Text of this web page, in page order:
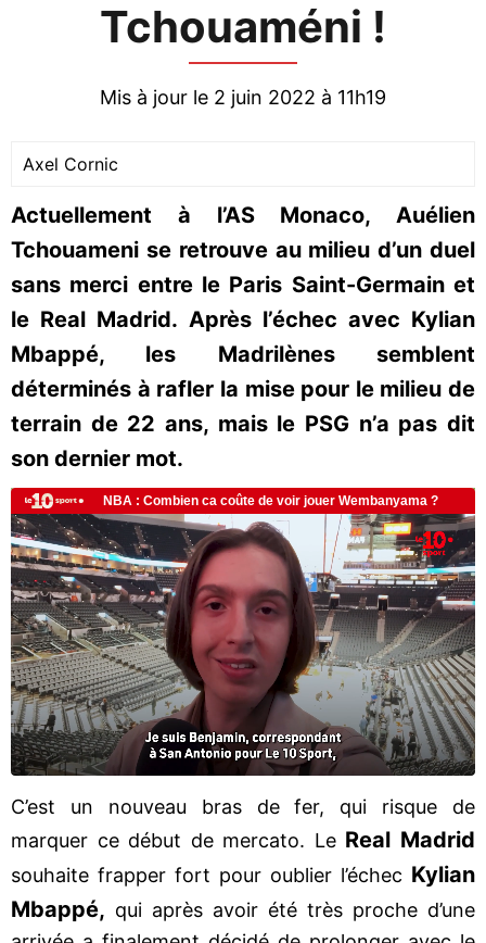
Tchouaméni !
Mis à jour le 2 juin 2022 à 11h19
Axel Cornic
Actuellement à l’AS Monaco, Auélien
Tchouameni se retrouve au milieu d’un duel
sans merci entre le Paris Saint-Germain et
le Real Madrid. Après l’échec avec Kylian
Mbappé, les Madrilènes semblent
déterminés à rafler la mise pour le milieu de
terrain de 22 ans, mais le PSG n’a pas dit
son dernier mot.
C’est un nouveau bras de fer, qui risque de
marquer ce début de mercato. Le Real Madrid
souhaite frapper fort pour oublier l’échec Kylian
Mbappé, qui après avoir été très proche d’une